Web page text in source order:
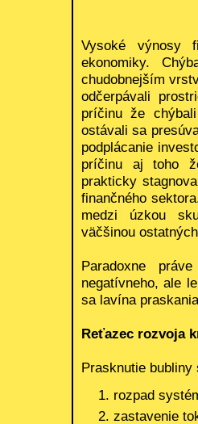
Vysoké výnosy
ekonomiky.
chudobnejším
odčerpávali
príčinu že
ostávali sa
podplácanie
príčinu aj toho
prakticky
finančného
medzi úzkou
väčšinou
Paradoxne
negatívneho, ale
sa lavína
Reťazec rozvoja
Prasknutie
rozpad
zastavenie